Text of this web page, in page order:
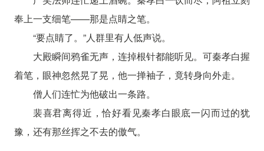
奉上一支细笔——那是点睛之笔。
“要点睛了。”人群里有人低声说。
大殿瞬间鸦雀无声，连掉根针都能听见。可秦孝白握
着笔，眼神忽然晃了晃，他一掸袖子，竟转身向外走。
僧人们连忙为他破出一条路。
裴喜君离得近，恰好看见秦孝白眼底一闪而过的犹
豫，还有那丝挥之不去的傲气。